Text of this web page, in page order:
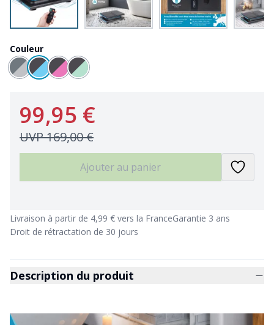
Couleur
99,95 €
UVP169,00 €
Ajouter au panier
Livraison à partir de 4,99 € vers la FranceGarantie 3 ans
Droit de rétractation de 30 jours
Description du produit